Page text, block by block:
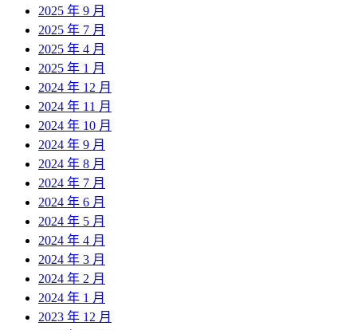
2025 年 9 月
2025 年 7 月
2025 年 4 月
2025 年 1 月
2024 年 12 月
2024 年 11 月
2024 年 10 月
2024 年 9 月
2024 年 8 月
2024 年 7 月
2024 年 6 月
2024 年 5 月
2024 年 4 月
2024 年 3 月
2024 年 2 月
2024 年 1 月
2023 年 12 月